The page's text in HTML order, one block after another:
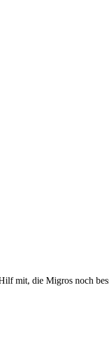
mit, die Migros noch